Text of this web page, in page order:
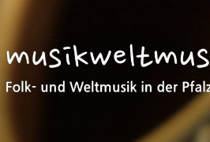
Folk- und Weltmusik in der Pfalz